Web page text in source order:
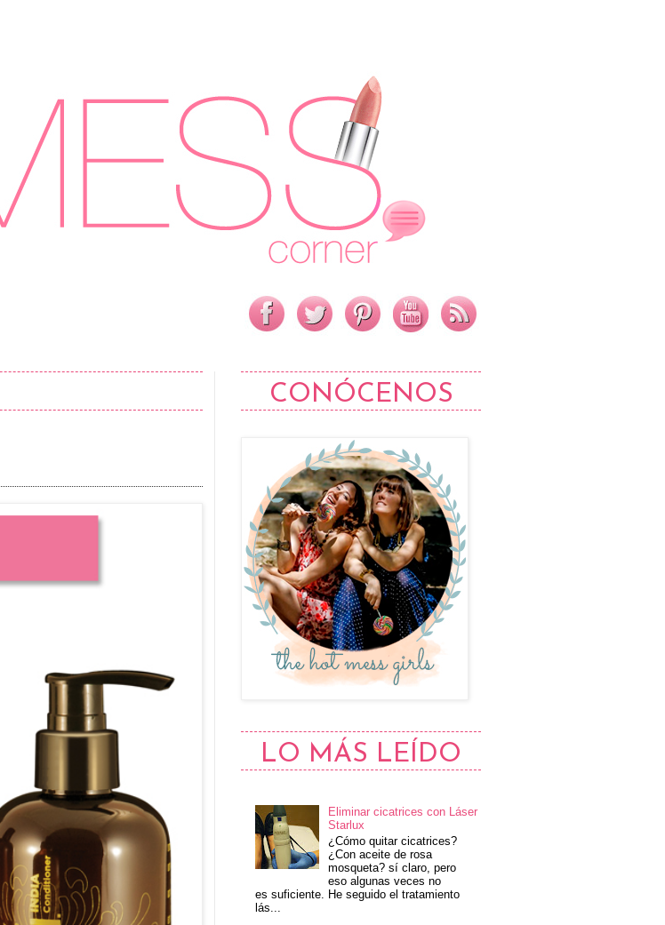
CONÓCENOS
LO MÁS LEÍDO
Eliminar cicatrices con Láser
Starlux
¿Cómo quitar cicatrices?
¿Con aceite de rosa
mosqueta? sí claro, pero
eso algunas veces no
es suficiente. He seguido el tratamiento
lás...